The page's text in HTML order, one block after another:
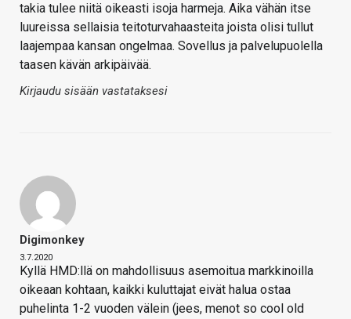
takia tulee niitä oikeasti isoja harmeja. Aika vähän itse
luureissa sellaisia teitoturvahaasteita joista olisi tullut
laajempaa kansan ongelmaa. Sovellus ja palvelupuolella
taasen kävän arkipäivää.
Kirjaudu sisään vastataksesi
Digimonkey
3.7.2020
Kyllä HMD:llä on mahdollisuus asemoitua markkinoilla
oikeaan kohtaan, kaikki kuluttajat eivät halua ostaa
puhelinta 1-2 vuoden välein (jees, menot so cool old